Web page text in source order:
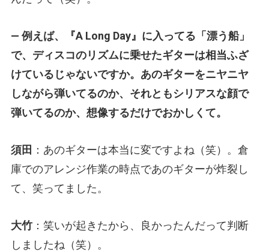
— 例えば、『A Long Day』に入ってる「漂う船」
で、ディスコのリズムに乗せたギターは相当ふざ
けているじゃないですか。あのギターをニヤニヤ
しながら弾いてるのか、それともシリアスな顔で
弾いてるのか、想像するだけでおかしくて。
須田 ：あのギターは本当に変ですよね（笑）。倉
庫でのアレンジ作業の時点であのギターが炸裂し
て、笑ってました。
大竹 ：笑いが起きたから、良かったんだって判断
しましたね（笑）。